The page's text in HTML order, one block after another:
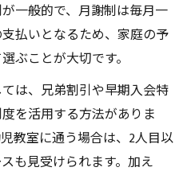
一般的で、月謝制は毎月一
払いとなるため、家庭の予
ぶことが大切です。
は、兄弟割引や早期入会特
を活用する方法がありま
教室に通う場合は、2人目以
も見受けられます。加え